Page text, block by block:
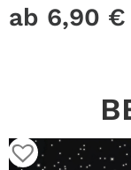
ab 6,90 €